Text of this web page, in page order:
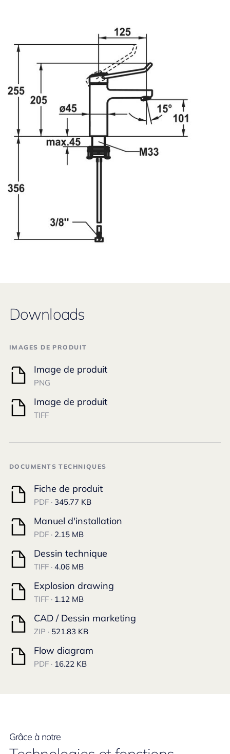
Downloads
IMAGES DE PRODUIT
Image de produit
PNG
Image de produit
TIFF
DOCUMENTS TECHNIQUES
Fiche de produit
PDF · 345.77 KB
Manuel d'installation
PDF · 2.15 MB
Dessin technique
TIFF · 4.06 MB
Explosion drawing
TIFF · 1.12 MB
CAD / Dessin marketing
ZIP · 521.83 KB
Flow diagram
PDF · 16.22 KB
Grâce à notre